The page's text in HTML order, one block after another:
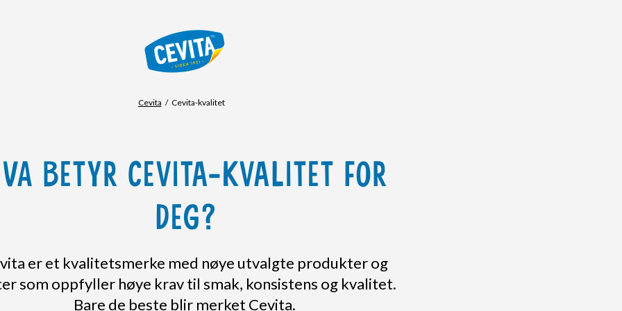
Cevita Cevita-kvalitet
BETYR CEVITA-KVALITET FOR
DEG?
er et kvalitetsmerke med nøye utvalgte produkter og
som oppfyller høye krav til smak, konsistens og kvalitet.
Bare de beste blir merket Cevita.